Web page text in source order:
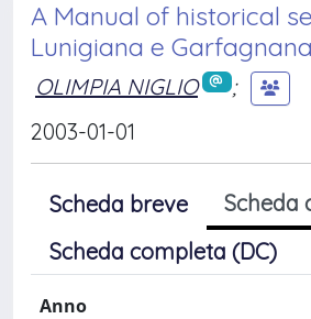
A Manual of historical
Lunigiana e Garfagnana
OLIMPIA NIGLIO
;
2003-01-01
Scheda breve
Scheda
Scheda completa (DC)
Anno